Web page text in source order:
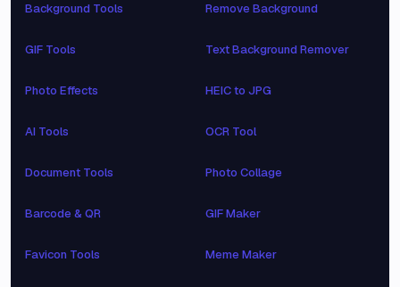
Background Tools
GIF Tools
Photo Effects
AI Tools
Document Tools
Barcode & QR
Favicon Tools
Remove Background
Text Background Remover
HEIC to JPG
OCR Tool
Photo Collage
GIF Maker
Meme Maker